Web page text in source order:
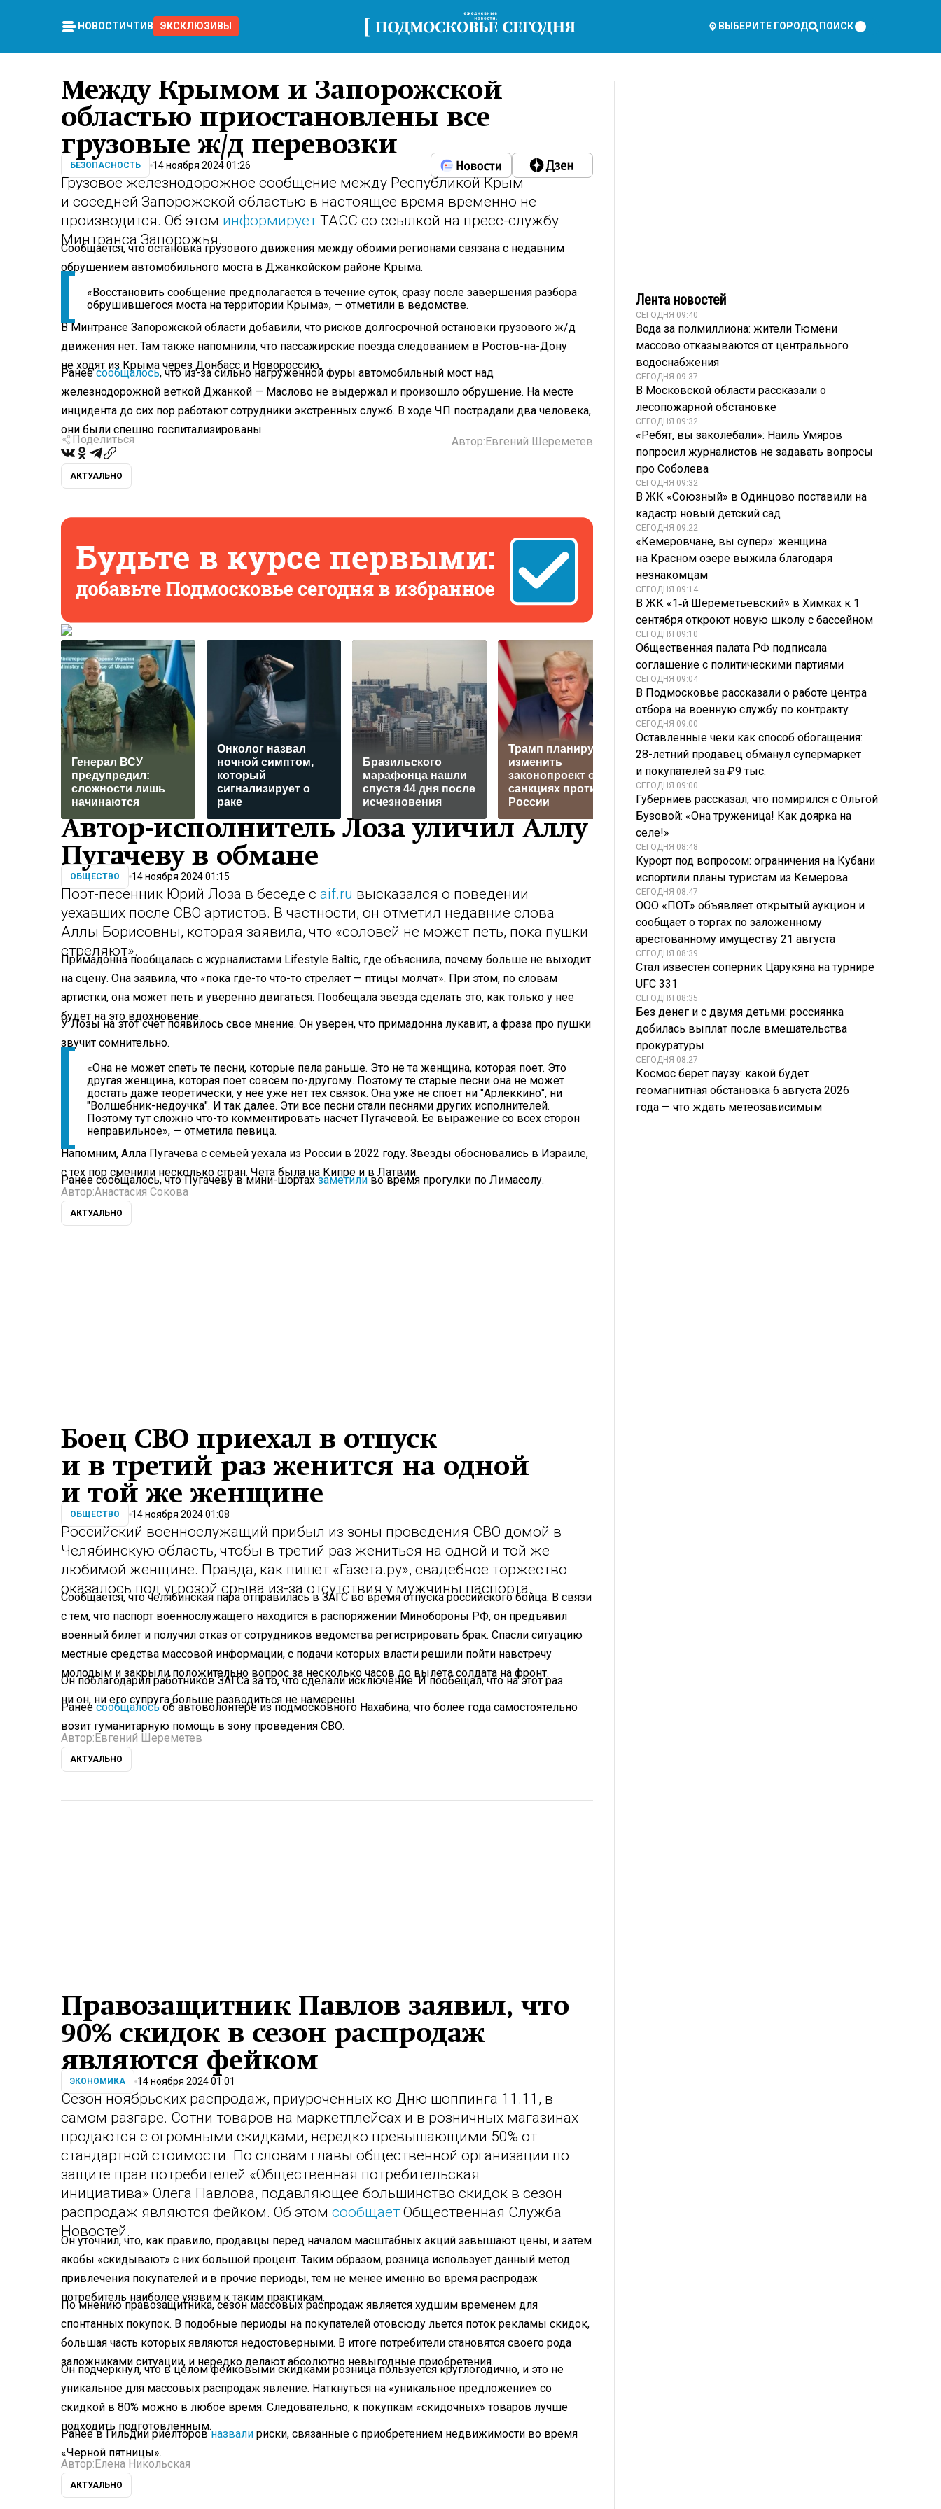
НОВОСТИ ЧТИВО ЭКСКЛЮЗИВЫ ВЫБЕРИТЕ ГОРОД ПОИСК
Между Крымом и Запорожской
областью приостановлены все
грузовые ж/д перевозки
БЕЗОПАСНОСТЬ 14 ноября 2024 01:26
Грузовое железнодорожное сообщение между Республикой Крым
и соседней Запорожской областью в настоящее время временно не
производится. Об этом информирует ТАСС со ссылкой на пресс-службу
Минтранса Запорожья.
Сообщается, что остановка грузового движения между обоими регионами связана с недавним
обрушением автомобильного моста в Джанкойском районе Крыма.
«Восстановить сообщение предполагается в течение суток, сразу после завершения разбора
обрушившегося моста на территории Крыма», — отметили в ведомстве.
В Минтрансе Запорожской области добавили, что рисков долгосрочной остановки грузового ж/д
движения нет. Там также напомнили, что пассажирские поезда следованием в Ростов-на-Дону
не ходят из Крыма через Донбасс и Новороссию.
Ранеесообщалось, что из-за сильно нагруженной фуры автомобильный мост над
железнодорожной веткой Джанкой — Маслово не выдержал и произошло обрушение. На месте
инцидента до сих пор работают сотрудники экстренных служб. В ходе ЧП пострадали два человека,
они были спешно госпитализированы.
Поделиться Автор:Евгений Шереметев
АКТУАЛЬНО
Генерал ВСУ
предупредил:
сложности лишь
начинаются
Онколог назвал
ночной симптом,
который
сигнализирует о
раке
Бразильского
марафонца нашли
спустя 44 дня после
исчезновения
Трамп планирует
изменить
законопроект о
санкциях против
России
Эксперты оценили
новый
санкционный
законопроект США
против РФ
окончании СВО
Автор-исполнитель Лоза уличил Аллу
Пугачеву в обмане
ОБЩЕСТВО 14 ноября 2024 01:15
Поэт-песенник Юрий Лоза в беседе с aif.ru высказался о поведении
уехавших после СВО артистов. В частности, он отметил недавние слова
Аллы Борисовны, которая заявила, что «соловей не может петь, пока пушки
стреляют».
Примадонна пообщалась с журналистами Lifestyle Baltic, где объяснила, почему больше не выходит
на сцену. Она заявила, что «пока где-то что-то стреляет — птицы молчат». При этом, по словам
артистки, она может петь и уверенно двигаться. Пообещала звезда сделать это, как только у нее
будет на это вдохновение.
У Лозы на этот счет появилось свое мнение. Он уверен, что примадонна лукавит, а фраза про пушки
звучит сомнительно.
«Она не может спеть те песни, которые пела раньше. Это не та женщина, которая поет. Это
другая женщина, которая поет совсем по-другому. Поэтому те старые песни она не может
достать даже теоретически, у нее уже нет тех связок. Она уже не споет ни "Арлеккино", ни
"Волшебник-недоучка". И так далее. Эти все песни стали песнями других исполнителей.
Поэтому тут сложно что-то комментировать насчет Пугачевой. Ее выражение со всех сторон
неправильное», — отметила певица.
Напомним, Алла Пугачева с семьей уехала из России в 2022 году. Звезды обосновались в Израиле,
с тех пор сменили несколько стран. Чета была на Кипре и в Латвии.
Ранее сообщалось, что Пугачеву в мини-шортахзаметиливо время прогулки по Лимасолу.
Автор:Анастасия Сокова
АКТУАЛЬНО
Боец СВО приехал в отпуск
и в третий раз женится на одной
и той же женщине
ОБЩЕСТВО 14 ноября 2024 01:08
Российский военнослужащий прибыл из зоны проведения СВО домой в
Челябинскую область, чтобы в третий раз жениться на одной и той же
любимой женщине. Правда, как пишет «Газета.ру», свадебное торжество
оказалось под угрозой срыва из-за отсутствия у мужчины паспорта.
Сообщается, что челябинская пара отправилась в ЗАГС во время отпуска российского бойца. В связи
с тем, что паспорт военнослужащего находится в распоряжении Минобороны РФ, он предъявил
военный билет и получил отказ от сотрудников ведомства регистрировать брак. Спасли ситуацию
местные средства массовой информации, с подачи которых власти решили пойти навстречу
молодым и закрыли положительно вопрос за несколько часов до вылета солдата на фронт.
Он поблагодарил работников ЗАГСа за то, что сделали исключение. И пообещал, что на этот раз
ни он, ни его супруга больше разводиться не намерены.
Ранеесообщалосьоб автоволонтере из подмосковного Нахабина, что более года самостоятельно
возит гуманитарную помощь в зону проведения СВО.
Автор: Евгений Шереметев
АКТУАЛЬНО
Правозащитник Павлов заявил, что
90% скидок в сезон распродаж
являются фейком
ЭКОНОМИКА 14 ноября 2024 01:01
Сезон ноябрьских распродаж, приуроченных ко Дню шоппинга 11.11, в
самом разгаре. Сотни товаров на маркетплейсах и в розничных магазинах
продаются с огромными скидками, нередко превышающими 50% от
стандартной стоимости. По словам главы общественной организации по
защите прав потребителей «Общественная потребительская
инициатива» Олега Павлова, подавляющее большинство скидок в сезон
распродаж являются фейком. Об этом сообщает Общественная Служба
Новостей.
Он уточнил, что, как правило, продавцы перед началом масштабных акций завышают цены, и затем
якобы «скидывают» с них большой процент. Таким образом, розница использует данный метод
привлечения покупателей и в прочие периоды, тем не менее именно во время распродаж
потребитель наиболее уязвим к таким практикам.
По мнению правозащитника, сезон массовых распродаж является худшим временем для
спонтанных покупок. В подобные периоды на покупателей отовсюду льется поток рекламы скидок,
большая часть которых являются недостоверными. В итоге потребители становятся своего рода
заложниками ситуации, и нередко делают абсолютно невыгодные приобретения.
Он подчеркнул, что в целом фейковыми скидками розница пользуется круглогодично, и это не
уникальное для массовых распродаж явление. Наткнуться на «уникальное предложение» со
скидкой в 80% можно в любое время. Следовательно, к покупкам «скидочных» товаров лучше
подходить подготовленным.
Ранее в Гильдии риелторовназвали риски, связанные с приобретением недвижимости во время
«Черной пятницы».
Автор: Елена Никольская
АКТУАЛЬНО
Лента новостей
СЕГОДНЯ 09:40
Вода за полмиллиона: жители Тюмени
массово отказываются от центрального
водоснабжения
СЕГОДНЯ 09:37
В Московской области рассказали о
лесопожарной обстановке
СЕГОДНЯ 09:32
«Ребят, вы заколебали»: Наиль Умяров
попросил журналистов не задавать вопросы
про Соболева
СЕГОДНЯ 09:32
В ЖК «Союзный» в Одинцово поставили на
кадастр новый детский сад
СЕГОДНЯ 09:22
«Кемеровчане, вы супер»: женщина
на Красном озере выжила благодаря
незнакомцам
СЕГОДНЯ 09:14
В ЖК «1‑й Шереметьевский» в Химках к 1
сентября откроют новую школу с бассейном
СЕГОДНЯ 09:10
Общественная палата РФ подписала
соглашение с политическими партиями
СЕГОДНЯ 09:04
В Подмосковье рассказали о работе центра
отбора на военную службу по контракту
СЕГОДНЯ 09:00
Оставленные чеки как способ обогащения:
28-летний продавец обманул супермаркет
и покупателей за ₽9 тыс.
СЕГОДНЯ 09:00
Губерниев рассказал, что помирился с Ольгой
Бузовой: «Она труженица! Как доярка на
селе!»
СЕГОДНЯ 08:48
Курорт под вопросом: ограничения на Кубани
испортили планы туристам из Кемерова
СЕГОДНЯ 08:47
ООО «ПОТ» объявляет открытый аукцион и
сообщает о торгах по заложенному
арестованному имуществу 21 августа
СЕГОДНЯ 08:39
Стал известен соперник Царукяна на турнире
UFC 331
СЕГОДНЯ 08:35
Без денег и с двумя детьми: россиянка
добилась выплат после вмешательства
прокуратуры
СЕГОДНЯ 08:27
Космос берет паузу: какой будет
геомагнитная обстановка 6 августа 2026
года — что ждать метеозависимым